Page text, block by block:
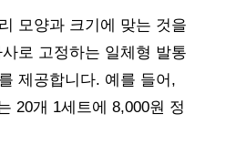
모양과 크기에 맞는 것을
로 고정하는 일체형 발통
제공합니다. 예를 들어,
20개 1세트에 8,000원 정